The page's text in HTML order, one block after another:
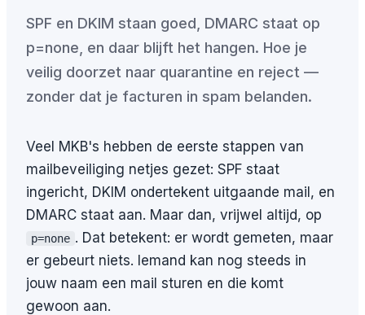
SPF en DKIM staan goed, DMARC staat op
p=none, en daar blijft het hangen. Hoe je
veilig doorzet naar quarantine en reject —
zonder dat je facturen in spam belanden.
Veel MKB's hebben de eerste stappen van
mailbeveiliging netjes gezet: SPF staat
ingericht, DKIM ondertekent uitgaande mail, en
DMARC staat aan. Maar dan, vrijwel altijd, op
p=none . Dat betekent: er wordt gemeten, maar
er gebeurt niets. Iemand kan nog steeds in
jouw naam een mail sturen en die komt
gewoon aan.